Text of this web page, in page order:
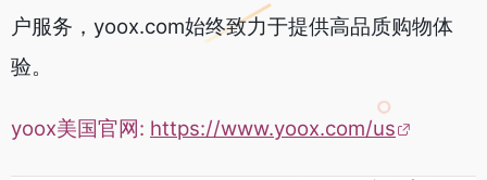
户服务，yoox.com始终致力于提供高品质购物体
验。
yoox美国官网: https://www.yoox.com/us